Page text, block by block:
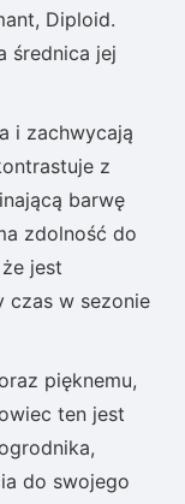
Diploid.
średnica jej
i zachwycają
z
barwę
zdolność do
jest
czas w sezonie
pięknemu,
ten jest
do swojego